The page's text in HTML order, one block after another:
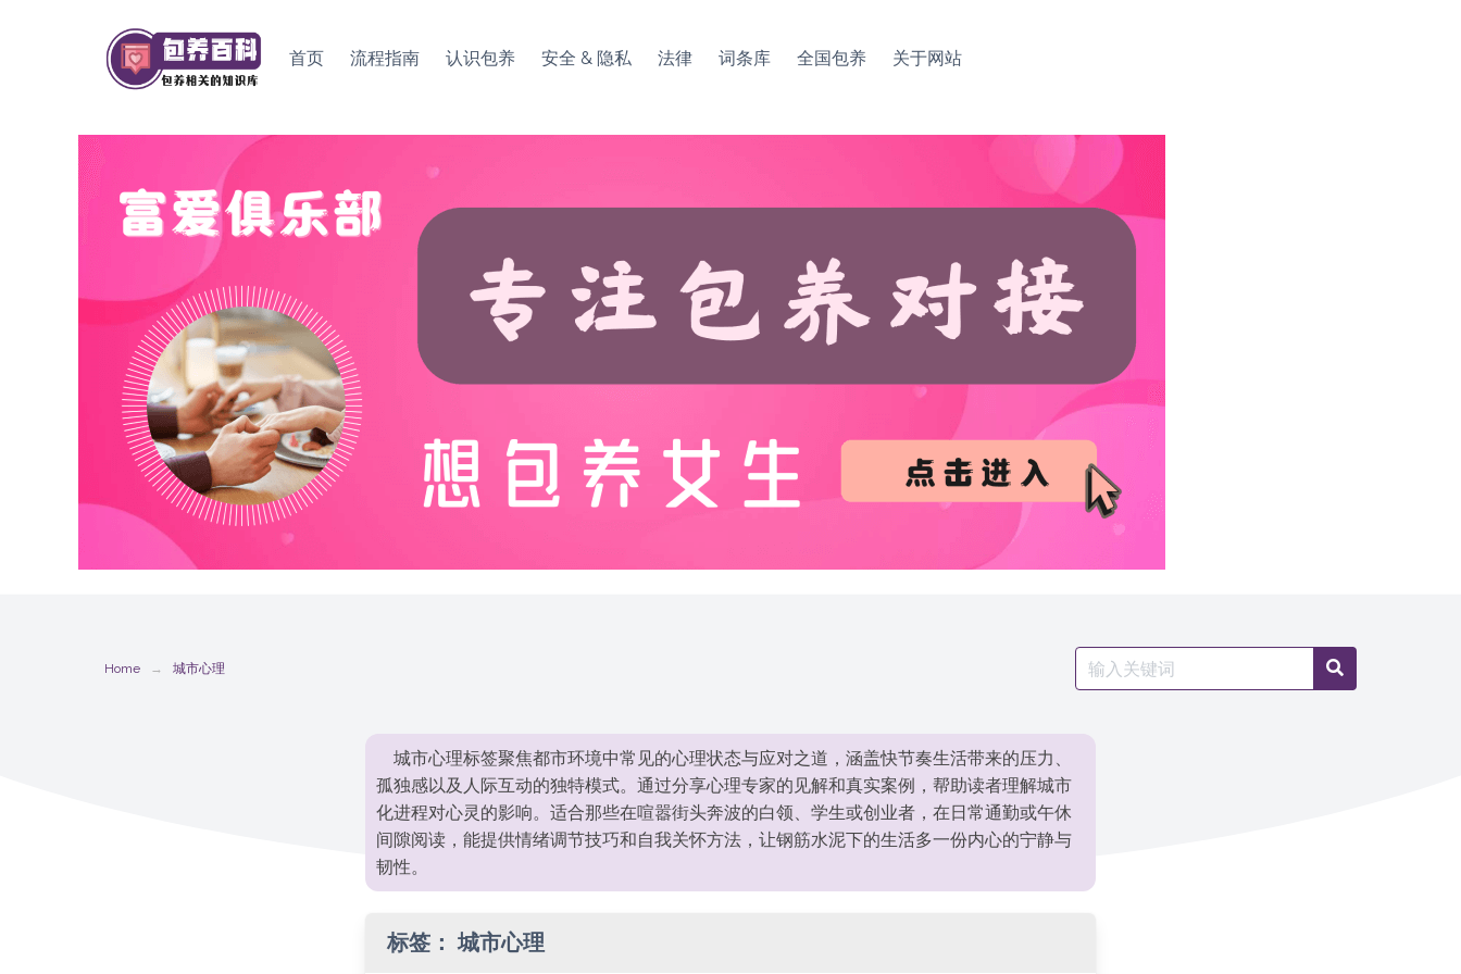
首页 流程指南 认识包养 安全 & 隐私 法律 词条库 全国包养 关于网站
Home 城市心理
Search
for:
Search
城市心理标签聚焦都市环境中常见的心理状态与应对之道，涵盖快节奏生活带来的压力、
孤独感以及人际互动的独特模式。通过分享心理专家的见解和真实案例，帮助读者理解城市
化进程对心灵的影响。适合那些在喧嚣街头奔波的白领、学生或创业者，在日常通勤或午休
间隙阅读，能提供情绪调节技巧和自我关怀方法，让钢筋水泥下的生活多一份内心的宁静与
韧性。
标签：城市心理